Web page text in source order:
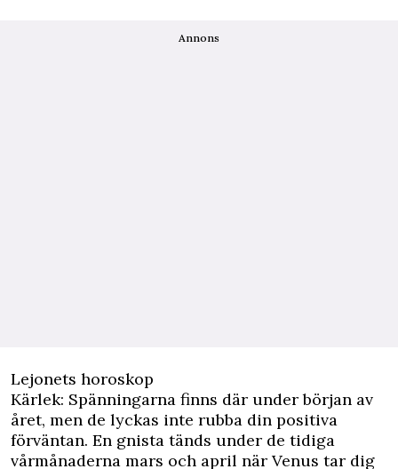
Annons
Lejonets horoskop
Kärlek: Spänningarna finns där under början av
året, men de lyckas inte rubba din positiva
förväntan. En gnista tänds under de tidiga
vårmånaderna mars och april när Venus tar dig